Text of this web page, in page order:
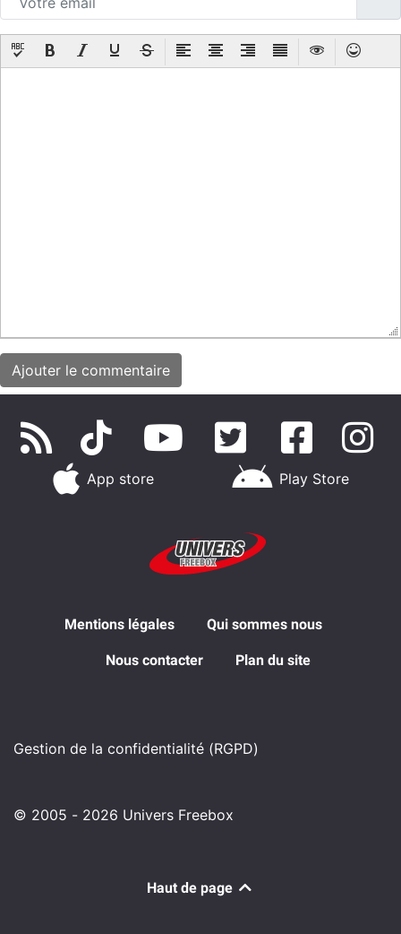
App store Play Store
Mentions légales Qui sommes nous
Nous contacter Plan du site
Gestion de la confidentialité (RGPD)
© 2005 - 2026 Univers Freebox
Haut de page